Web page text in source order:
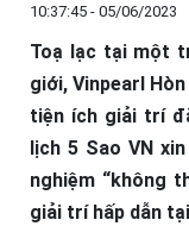
10:37:45 - 05/06/2023
Toạ lạc tại một
giới, Vinpearl
tiện ích giải trí
lịch 5 Sao VN
nghiệm “không
giải trí hấp dẫn